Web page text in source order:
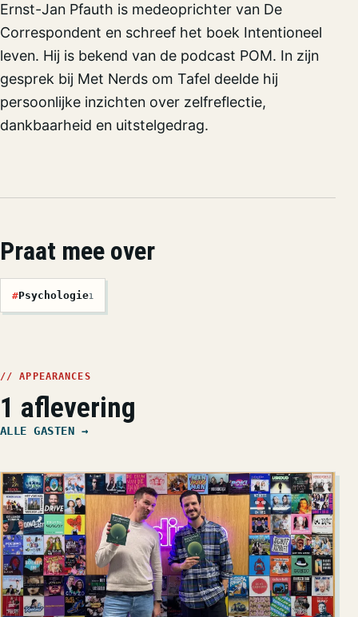
Ernst-Jan Pfauth is medeoprichter van De
Correspondent en schreef het boek Intentioneel
leven. Hij is bekend van de podcast POM. In zijn
gesprek bij Met Nerds om Tafel deelde hij
persoonlijke inzichten over zelfreflectie,
dankbaarheid en uitstelgedrag.
Praat mee over
#Psychologie1
// APPEARANCES
1 aflevering
ALLE GASTEN →